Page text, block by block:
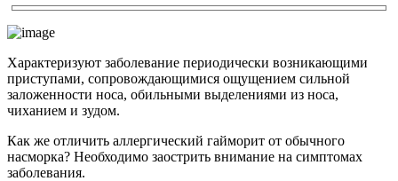
Характеризуют заболевание периодически возникающими
приступами, сопровождающимися ощущением сильной
заложенности носа, обильными выделениями из носа,
чиханием и зудом.
Как же отличить аллергический гайморит от обычного
насморка? Необходимо заострить внимание на симптомах
заболевания.